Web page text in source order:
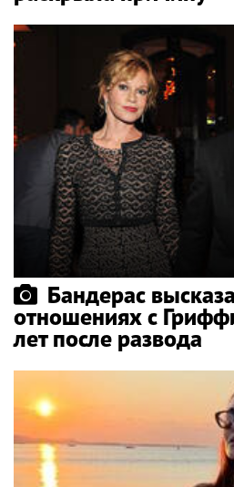
Бандерас
отношениях с
лет после развода